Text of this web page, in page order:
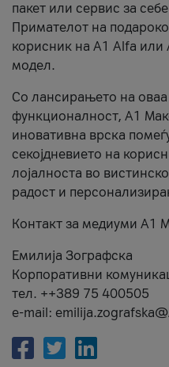
пакет или сервис за
Примателот на
корисник на А1 Alfa или
модел.
Со лансирањето на
функционалност, А1
иновативна врска
секојдневието на
лојалноста во
радост и
Контакт за медиуми А1
Емилија Зографска
Корпоративни
тел. ++389 75 400505
e-mail: